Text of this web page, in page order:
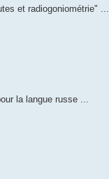
et radiogoniométrie" ...
la langue russe ...